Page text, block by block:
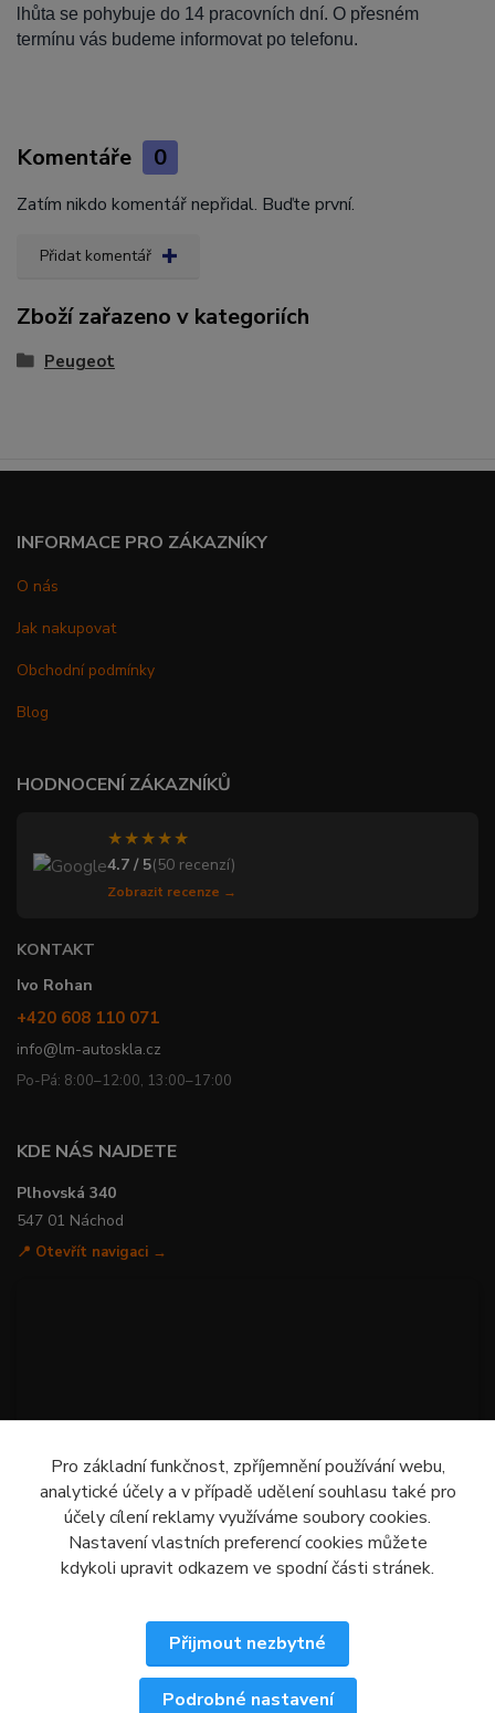
lhůta se pohybuje do 14 pracovních dní. O přesném
termínu vás budeme informovat po telefonu.
Komentáře 0
Zatím nikdo komentář nepřidal. Buďte první.
Přidat komentář
Zboží zařazeno v kategoriích
Peugeot
INFORMACE PRO ZÁKAZNÍKY
O nás
Jak nakupovat
Obchodní podmínky
Blog
HODNOCENÍ ZÁKAZNÍKŮ
★★★★★
4.7 / 5(50 recenzí)
Zobrazit recenze →
KONTAKT
Ivo Rohan
+420 608 110 071
info@lm-autoskla.cz
Po-Pá: 8:00–12:00, 13:00–17:00
KDE NÁS NAJDETE
Plhovská 340
547 01 Náchod
📍 Otevřít navigaci →
Pro základní funkčnost, zpříjemnění používání webu,
analytické účely a v případě udělení souhlasu také pro
účely cílení reklamy využíváme soubory cookies.
Nastavení vlastních preferencí cookies můžete
kdykoli upravit odkazem ve spodní části stránek.
Přijmout nezbytné
Podrobné nastavení